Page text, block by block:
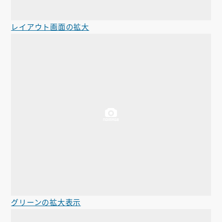
レイアウト画面の拡大
グリーンの拡大表示